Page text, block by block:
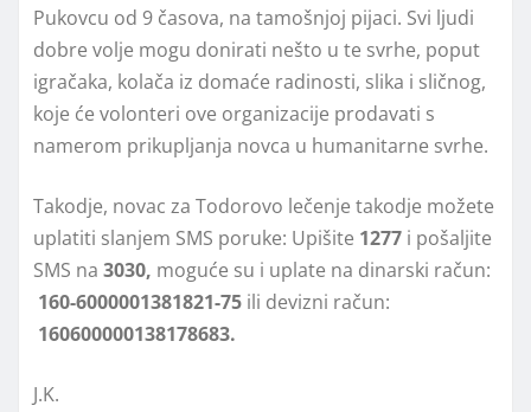
Pukovcu od 9 časova, na tamošnjoj pijaci. Svi ljudi
dobre volje mogu donirati nešto u te svrhe, poput
igračaka, kolača iz domaće radinosti, slika i sličnog,
koje će volonteri ove organizacije prodavati s
namerom prikupljanja novca u humanitarne svrhe.
Takodje, novac za Todorovo lečenje takodje možete
uplatiti slanjem SMS poruke: Upišite 1277 i pošaljite
SMS na 3030, moguće su i uplate na dinarski račun:
160-6000001381821-75 ili devizni račun:
160600000138178683.
J.K.